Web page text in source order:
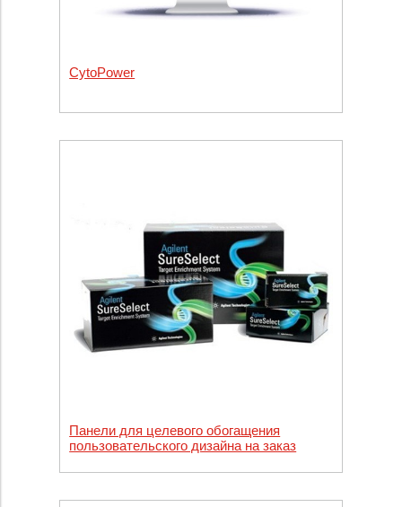
CytoPower
Панели для целевого обогащения
пользовательского дизайна на заказ